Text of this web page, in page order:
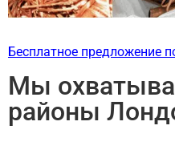
Бесплатное предложение
Мы
районы